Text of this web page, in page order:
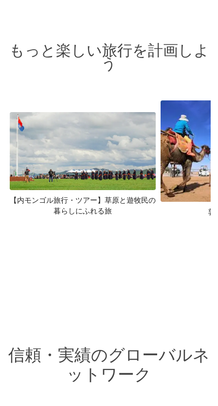
もっと楽しい旅行を計画しよ
う
【内モンゴル旅行・ツアー】草原と遊牧民の
暮らしにふれる旅
敦
信頼・実績のグローバルネ
ットワーク